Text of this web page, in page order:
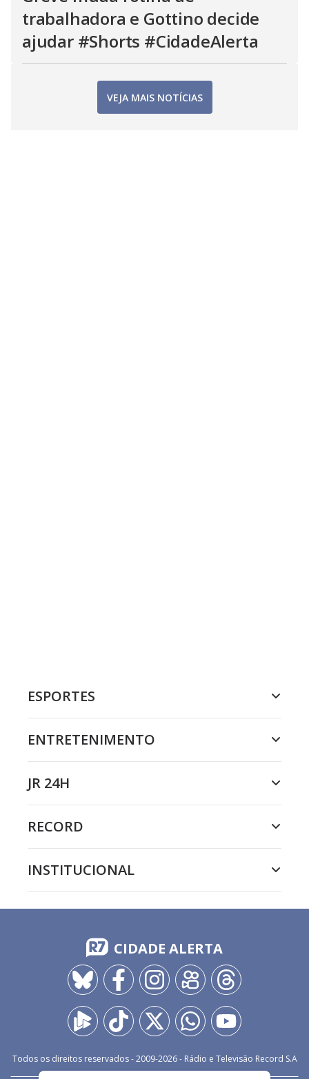
trabalhadora e Gottino decide
ajudar #Shorts #CidadeAlerta
VEJA MAIS NOTÍCIAS
ESPORTES
ENTRETENIMENTO
JR 24H
RECORD
INSTITUCIONAL
CIDADE ALERTA
Todos os direitos reservados - 2009-2026- Rádio e Televisão Record S.A